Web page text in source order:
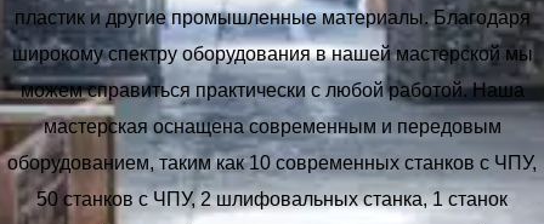
пластик и другие промышленные материалы. Благодаря
широкому спектру оборудования в нашей мастерской мы
можем справиться практически с любой работой. Наша
мастерская оснащена современным и передовым
оборудованием, таким как 10 современных станков с ЧПУ,
50 станков с ЧПУ, 2 шлифовальных станка, 1 станок